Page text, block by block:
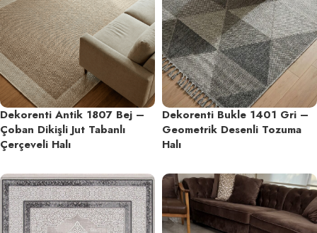
Dekorenti Antik 1807 Bej –
Çoban Dikişli Jut Tabanlı
Çerçeveli Halı
Dekorenti Bukle 1401 Gri –
Geometrik Desenli Tozuma
Halı